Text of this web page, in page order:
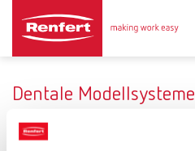
Dentale Modellsysteme